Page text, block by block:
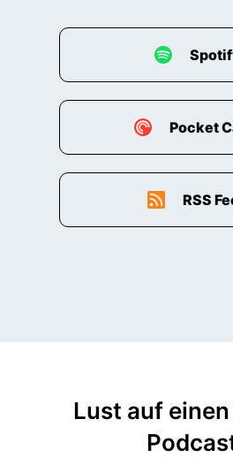
Pocket
RSS
Lust auf